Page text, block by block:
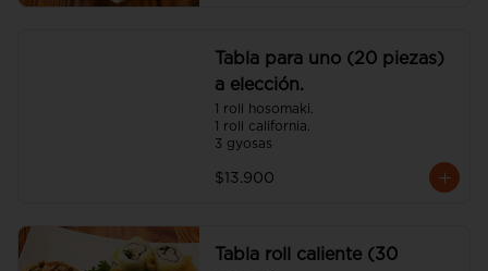
Tabla para uno (20 piezas)
a elección.
1 roll hosomaki.
1 roll california.
3 gyosas
$13.900
Tabla roll caliente (30